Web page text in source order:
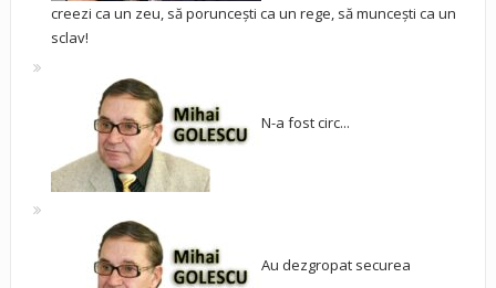
creezi ca un zeu, să poruncești ca un rege, să muncești ca un
sclav!
N-a fost circ...
Au dezgropat securea